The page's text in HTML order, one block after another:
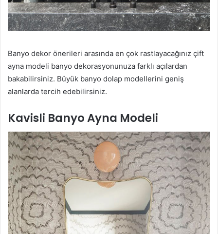
Banyo dekor önerileri arasında en çok rastlayacağınız çift
ayna modeli banyo dekorasyonunuza farklı açılardan
bakabilirsiniz. Büyük banyo dolap modellerini geniş
alanlarda tercih edebilirsiniz.
Kavisli Banyo Ayna Modeli